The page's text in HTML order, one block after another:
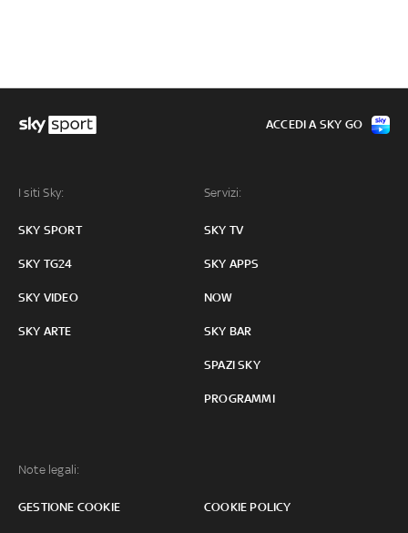
I siti Sky:
SKY SPORT
SKY TG24
SKY VIDEO
SKY ARTE
Servizi:
SKY TV
SKY APPS
NOW
SKY BAR
SPAZI SKY
PROGRAMMI
Note legali:
GESTIONE COOKIE COOKIE POLICY
ACCEDI A SKY GO